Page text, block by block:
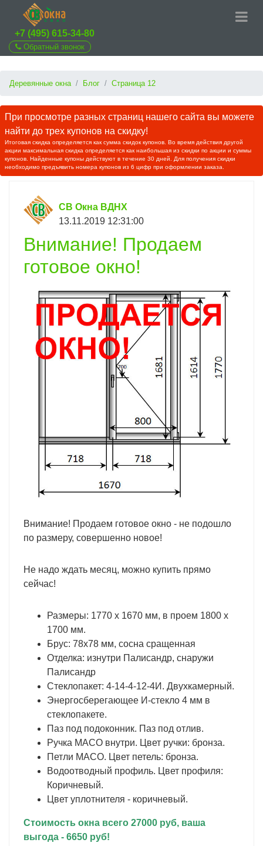
+7 (495) 615-34-80
Обратный звонок
Деревянные окна Блог Страница 12
При просмотре разных страниц нашего сайта вы можете
найти до трех купонов на скидку!
Итоговая скидка определяется как сумма скидок купонов. Во время действия другой
акции максимальная скидка определяется как наибольшая из скидки по акции и суммы
купонов. Найденные купоны действуют в течение 30 дней. Для получения скидки
необходимо предъявить номера купонов из 6 цифр при оформлении заказа.
СВ Окна ВДНХ
13.11.2019 12:31:00
Внимание! Продаем
готовое окно!
Внимание! Продаем готовое окно - не подошло
по размеру, совершенно новое!
Не надо ждать месяц, можно купить прямо
сейчас!
Размеры: 1770 х 1670 мм, в проем 1800 х
1700 мм.
Брус: 78х78 мм, сосна сращенная
Отделка: изнутри Палисандр, снаружи
Палисандр
Стеклопакет: 4-14-4-12-4И. Двухкамерный.
Энергосберегающее И-стекло 4 мм в
стеклопакете.
Паз под подоконник. Паз под отлив.
Ручка МАСО внутри. Цвет ручки: бронза.
Петли МАСО. Цвет петель: бронза.
Водоотводный профиль. Цвет профиля:
Коричневый.
Цвет уплотнителя - коричневый.
Стоимость окна всего 27000 руб, ваша
выгода - 6650 руб!